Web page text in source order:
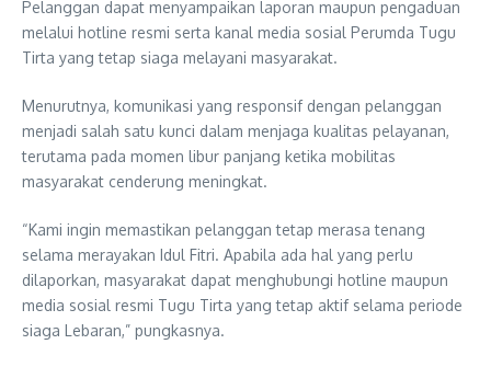
Pelanggan dapat menyampaikan laporan maupun pengaduan
melalui hotline resmi serta kanal media sosial Perumda Tugu
Tirta yang tetap siaga melayani masyarakat.
Menurutnya, komunikasi yang responsif dengan pelanggan
menjadi salah satu kunci dalam menjaga kualitas pelayanan,
terutama pada momen libur panjang ketika mobilitas
masyarakat cenderung meningkat.
“Kami ingin memastikan pelanggan tetap merasa tenang
selama merayakan Idul Fitri. Apabila ada hal yang perlu
dilaporkan, masyarakat dapat menghubungi hotline maupun
media sosial resmi Tugu Tirta yang tetap aktif selama periode
siaga Lebaran,” pungkasnya.